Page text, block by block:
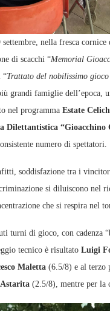
nella fresca
di scacchi “Memorial
“Trattato del nobilissimo gioco
grandi famiglie dell’epoca,
nel programma Estate
Dilettantistica “Gioacchino
numero di spettatori.
soddisfazione tra i
si diluiscono nel
che si respira nel
turni di gioco, con cadenza
tecnico è risultato Luigi
Maletta (6.5/8) e al terzo
(2.5/8), mentre per la